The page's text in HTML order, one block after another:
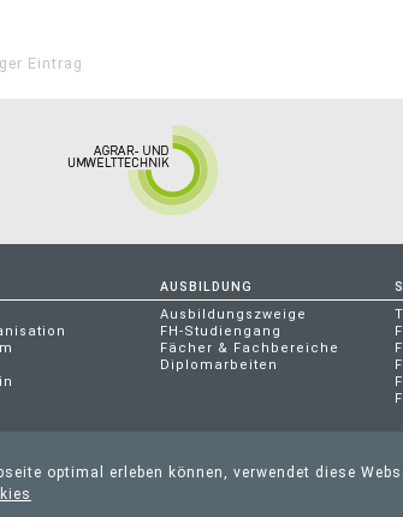
Eintrag
AUSBILDUNG
Ausbildungszweige
FH-Studiengang
Fächer & Fachbereiche
Diplomarbeiten
optimal erleben können, verwendet diese